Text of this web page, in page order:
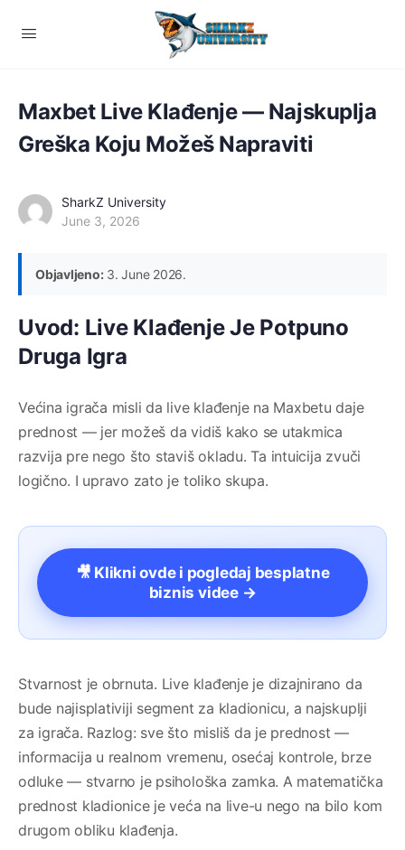
Maxbet Live Klađenje — Najskuplja
Greška Koju Možeš Napraviti
SharkZ University
June 3, 2026
Objavljeno:3. June 2026.
Uvod: Live Klađenje Je Potpuno
Druga Igra
Većina igrača misli da live klađenje na Maxbetu daje
prednost — jer možeš da vidiš kako se utakmica
razvija pre nego što staviš okladu. Ta intuicija zvuči
logično. I upravo zato je toliko skupa.
🎥 Klikni ovde i pogledaj besplatne
biznis videe →
Stvarnost je obrnuta. Live klađenje je dizajnirano da
bude najisplativiji segment za kladionicu, a najskuplji
za igrača. Razlog: sve što misliš da je prednost —
informacija u realnom vremenu, osećaj kontrole, brze
odluke — stvarno je psihološka zamka. A matematička
prednost kladionice je veća na live-u nego na bilo kom
drugom obliku klađenja.